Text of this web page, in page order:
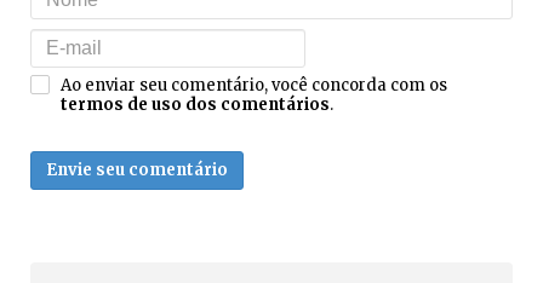
Ao enviar seu comentário, você concorda com os
termos de uso dos comentários.
Envie seu comentário